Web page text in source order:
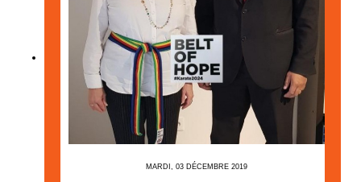
MARDI, 03 DÉCEMBRE 2019